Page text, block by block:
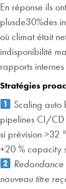
En réponse ils
plusde30%des
où climat était
indisponibilité
rapports
Stratégies
Scaling auto
pipelines CI/CD
si prévision >32
+20 % capacity
nouveau titre